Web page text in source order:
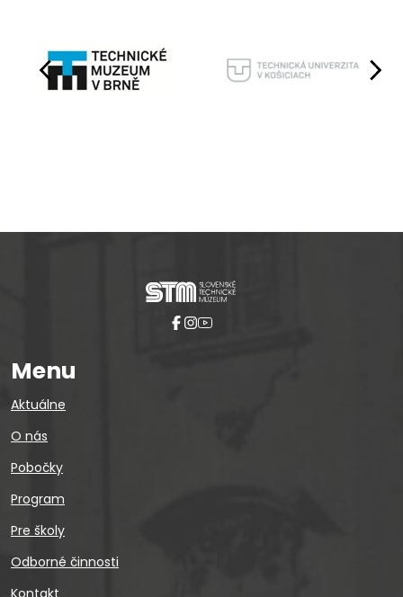
Menu
Aktuálne
O nás
Pobočky
Program
Pre školy
Odborné činnosti
Kontakt